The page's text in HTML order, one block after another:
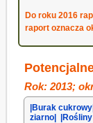
Do roku 2016
raport oznacza
Rok: 2013;
|Burak cukrowy|
ziarno|